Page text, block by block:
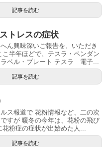
記事を読む
トレスの症状
ん興味深いご報告を、いただき
こ半年ほどで、テスラ・ペンダン
ベル・プレート テスラ 電子...
記事を読む
ス報道で 花粉情報など、二の次
すが 暖冬の今年は、花粉の飛び
花粉症の症状が出始めた人...
記事を読む